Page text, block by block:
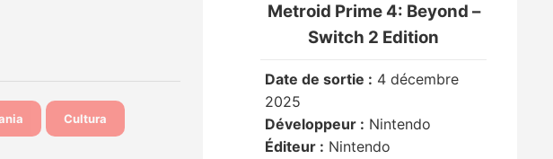
Cultura
Metroid Prime 4: Beyond –
Switch 2 Edition
Date de sortie : 4 décembre
2025
Développeur : Nintendo
Éditeur : Nintendo